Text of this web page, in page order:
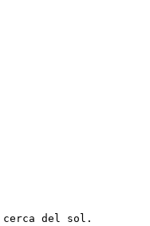
cerca del sol.